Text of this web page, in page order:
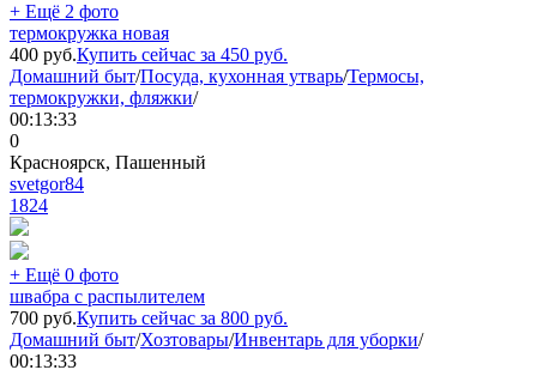
+ Ещё 2 фото
термокружка новая
400 руб.Купить сейчас за 450 руб.
Домашний быт/Посуда, кухонная утварь/Термосы,
термокружки, фляжки/
00:13:33
0
Красноярск, Пашенный
svetgor84
1824
+ Ещё 0 фото
швабра с распылителем
700 руб.Купить сейчас за 800 руб.
Домашний быт/Хозтовары/Инвентарь для уборки/
00:13:33